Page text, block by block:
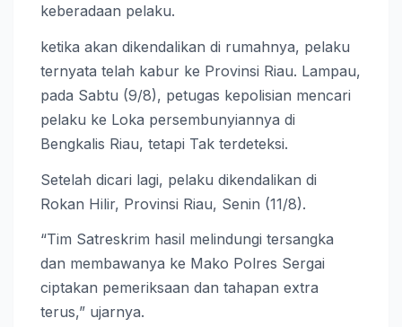
keberadaan pelaku.
ketika akan dikendalikan di rumahnya, pelaku
ternyata telah kabur ke Provinsi Riau. Lampau,
pada Sabtu (9/8), petugas kepolisian mencari
pelaku ke Loka persembunyiannya di
Bengkalis Riau, tetapi Tak terdeteksi.
Setelah dicari lagi, pelaku dikendalikan di
Rokan Hilir, Provinsi Riau, Senin (11/8).
“Tim Satreskrim hasil melindungi tersangka
dan membawanya ke Mako Polres Sergai
ciptakan pemeriksaan dan tahapan extra
terus,” ujarnya.